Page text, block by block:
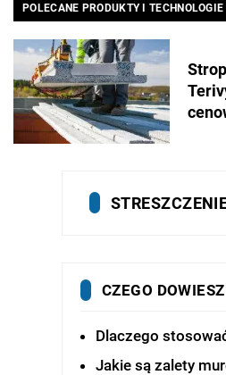
POLECANE PRODUKTY I TECHNOLOGIE
CZEGO
Dlaczego
Jakie są zalety